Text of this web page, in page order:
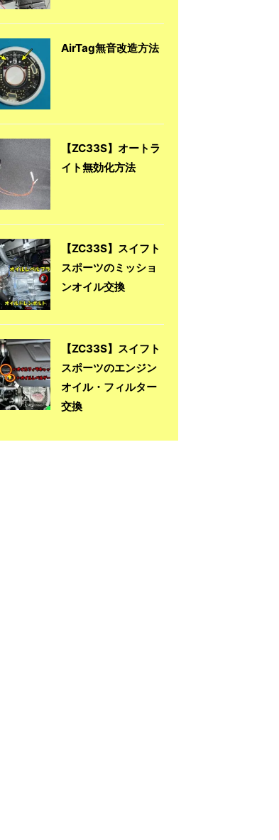
AirTag無音改造方法
【ZC33S】オートラ
イト無効化方法
【ZC33S】スイフト
スポーツのミッショ
ンオイル交換
【ZC33S】スイフト
スポーツのエンジン
オイル・フィルター
交換